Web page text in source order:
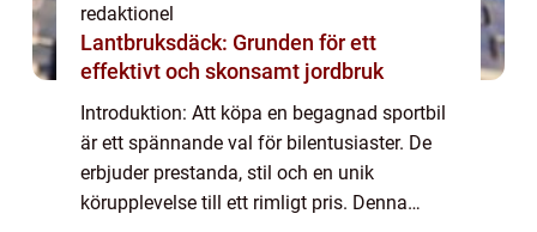
redaktionel
Lantbruksdäck: Grunden för ett
effektivt och skonsamt jordbruk
Introduktion: Att köpa en begagnad sportbil
är ett spännande val för bilentusiaster. De
erbjuder prestanda, stil och en unik
körupplevelse till ett rimligt pris. Denna